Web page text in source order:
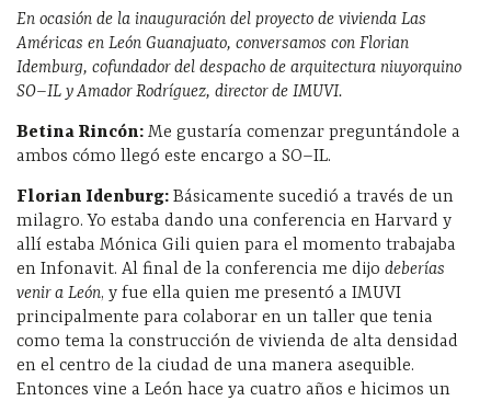
En ocasión de la inauguración del proyecto de vivienda Las
Américas en León Guanajuato, conversamos con Florian
Idemburg, cofundador del despacho de arquitectura niuyorquino
SO–IL y Amador Rodríguez, director de IMUVI.
Betina Rincón: Me gustaría comenzar preguntándole a
ambos cómo llegó este encargo a SO–IL.
Florian Idenburg: Básicamente sucedió a través de un
milagro. Yo estaba dando una conferencia en Harvard y
allí estaba Mónica Gili quien para el momento trabajaba
en Infonavit. Al final de la conferencia me dijo deberías
venir a León, y fue ella quien me presentó a IMUVI
principalmente para colaborar en un taller que tenia
como tema la construcción de vivienda de alta densidad
en el centro de la ciudad de una manera asequible.
Entonces vine a León hace ya cuatro años e hicimos un